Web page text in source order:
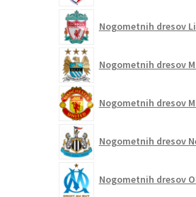
Nogometnih dresov
Nogometnih dresov
Nogometnih dresov
Nogometnih dresov
Nogometnih dresov